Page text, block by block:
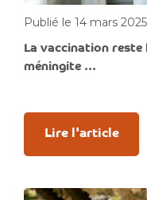
Publié le 14 mars 2025
La vaccination reste
méningite ...
Lire l'article